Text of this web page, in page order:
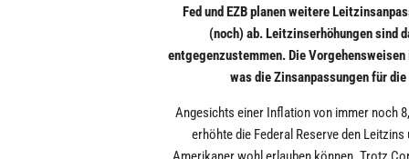
Fed und EZB planen weitere
(noch) ab. Leitzinserhöhungen sind
entgegenzustemmen. Die Vorgehensweisen
was die Zinsanpassungen für
Angesichts einer Inflation von immer noch
erhöhte die Federal Reserve den